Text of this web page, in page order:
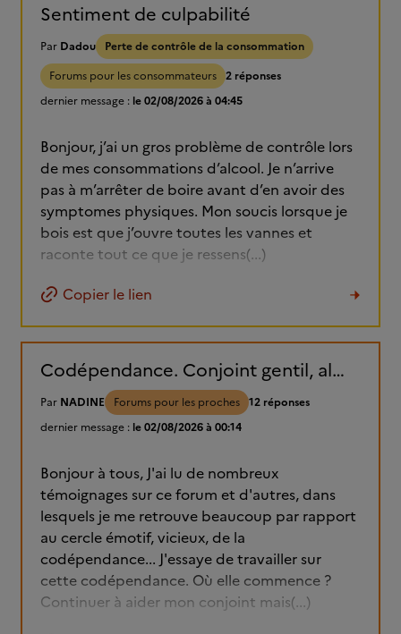
Sentiment de culpabilité
Par Dadou
Perte de contrôle de la consommation
Forums pour les consommateurs 2 réponses
dernier message : le 02/08/2026 à 04:45
Bonjour, j’ai un gros problème de contrôle lors
de mes consommations d’alcool. Je n’arrive
pas à m’arrêter de boire avant d’en avoir des
symptomes physiques. Mon soucis lorsque je
bois est que j’ouvre toutes les vannes et
raconte tout ce que je ressens(...)
Copier le lien
Codépendance. Conjoint gentil, alcoolique, parce que bipolaire....
Par NADINE Forums pour les proches 12 réponses
dernier message : le 02/08/2026 à 00:14
Bonjour à tous, J'ai lu de nombreux
témoignages sur ce forum et d'autres, dans
lesquels je me retrouve beaucoup par rapport
au cercle émotif, vicieux, de la
codépendance... J'essaye de travailler sur
cette codépendance. Où elle commence ?
Continuer à aider mon conjoint mais(...)